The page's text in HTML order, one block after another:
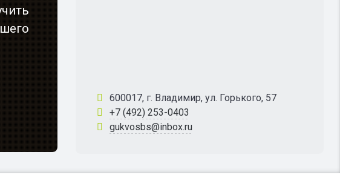
600017, г. Владимир, ул. Горького, 57
+7 (492) 253-0403
gukvosbs@inbox.ru